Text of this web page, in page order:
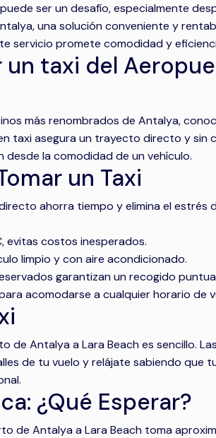
ser un desafío, especialmente
una solución conveniente y
servicio promete comodidad y
un taxi del
más renombrados de Antalya,
taxi asegura un trayecto directo y
desde la comodidad de un vehículo.
un Taxi
ahorra tiempo y elimina el estrés
evitas costos inesperados.
limpio y con aire acondicionado.
garantizan un recogido
acomodarse a cualquier horario de
de Antalya a Lara Beach es sencillo.
de tu vuelo y relájate sabiendo que
¿Qué Esperar?
de Antalya a Lara Beach toma